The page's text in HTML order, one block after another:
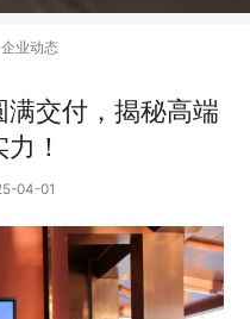
企业动态
交付，揭秘高端
！
04-01